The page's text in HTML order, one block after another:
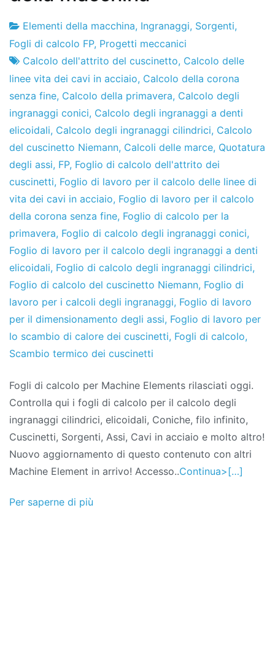
Fabbrica
di
progetti
28
de
febbraio
de
2011
Elementi della macchina, Ingranaggi, Sorgenti,
Fogli di calcolo FP, Progetti meccanici
Calcolo dell'attrito del cuscinetto, Calcolo delle
linee vita dei cavi in ​​acciaio, Calcolo della corona
senza fine, Calcolo della primavera, Calcolo degli
ingranaggi conici, Calcolo degli ingranaggi a denti
elicoidali, Calcolo degli ingranaggi cilindrici, Calcolo
del cuscinetto Niemann, Calcoli delle marce, Quotatura
degli assi, FP, Foglio di calcolo dell'attrito dei
cuscinetti, Foglio di lavoro per il calcolo delle linee di
vita dei cavi in ​​acciaio, Foglio di lavoro per il calcolo
della corona senza fine, Foglio di calcolo per la
primavera, Foglio di calcolo degli ingranaggi conici,
Foglio di lavoro per il calcolo degli ingranaggi a denti
elicoidali, Foglio di calcolo degli ingranaggi cilindrici,
Foglio di calcolo del cuscinetto Niemann, Foglio di
lavoro per i calcoli degli ingranaggi, Foglio di lavoro
per il dimensionamento degli assi, Foglio di lavoro per
lo scambio di calore dei cuscinetti, Fogli di calcolo,
Scambio termico dei cuscinetti
Fogli di calcolo per Machine Elements rilasciati oggi.
Controlla qui i fogli di calcolo per il calcolo degli
ingranaggi cilindrici, elicoidali, Coniche, filo infinito,
Cuscinetti, Sorgenti, Assi, Cavi in ​​acciaio e molto altro!
Nuovo aggiornamento di questo contenuto con altri
Machine Element in arrivo! Accesso..Continua>[…]
Per saperne di più